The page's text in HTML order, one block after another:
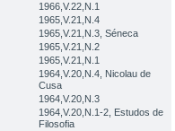
1966,V.22,N.1
1965,V.21,N.4
1965,V.21,N.3, Séneca
1965,V.21,N.2
1965,V.21,N.1
1964,V.20,N.4, Nicolau de
Cusa
1964,V.20,N.3
1964,V.20,N.1-2, Estudos de
Filosofia